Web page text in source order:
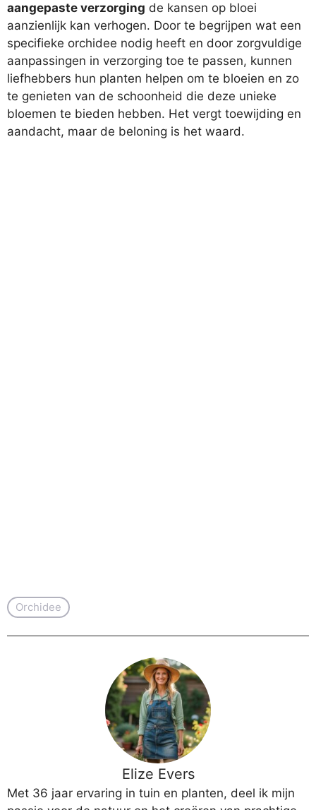
aangepaste verzorging de kansen op bloei
aanzienlijk kan verhogen. Door te begrijpen wat een
specifieke orchidee nodig heeft en door zorgvuldige
aanpassingen in verzorging toe te passen, kunnen
liefhebbers hun planten helpen om te bloeien en zo
te genieten van de schoonheid die deze unieke
bloemen te bieden hebben. Het vergt toewijding en
aandacht, maar de beloning is het waard.
Orchidee
Elize Evers
Met 36 jaar ervaring in tuin en planten, deel ik mijn